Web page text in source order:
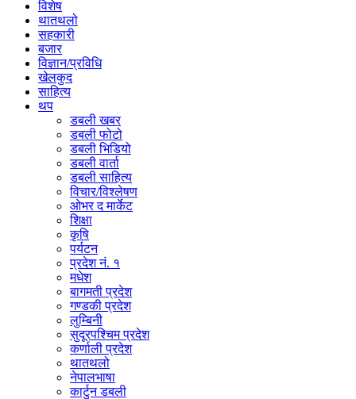
विशेष
थातथलो
सहकारी
बजार
विज्ञान/प्रविधि
खेलकुद
साहित्य
थप
डबली खबर
डबली फोटो
डबली भिडियो
डबली वार्ता
डबली साहित्य
विचार/विश्‍लेषण
ओभर द मार्केट
शिक्षा
कृषि
पर्यटन
प्रदेश नं. १
मधेश
बागमती प्रदेश
गण्डकी प्रदेश
लुम्बिनी
सुदूरपश्चिम प्रदेश
कर्णाली प्रदेश
थातथलो
नेपालभाषा
कार्टुन डबली